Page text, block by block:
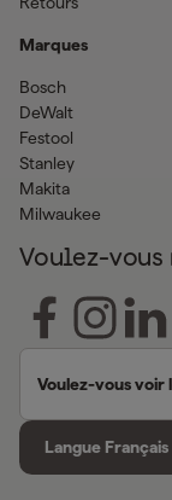
Marques
Bosch
DeWalt
Festool
Stanley
Makita
Milwaukee
Voulez-vous
Voulez-vous voir
Langue Français